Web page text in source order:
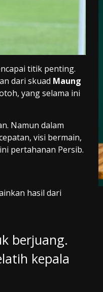
titik penting.
dari skuad Maung
yang selama ini
Namun dalam
visi bermain,
pertahanan Persib.
hasil dari
berjuang.
kepala